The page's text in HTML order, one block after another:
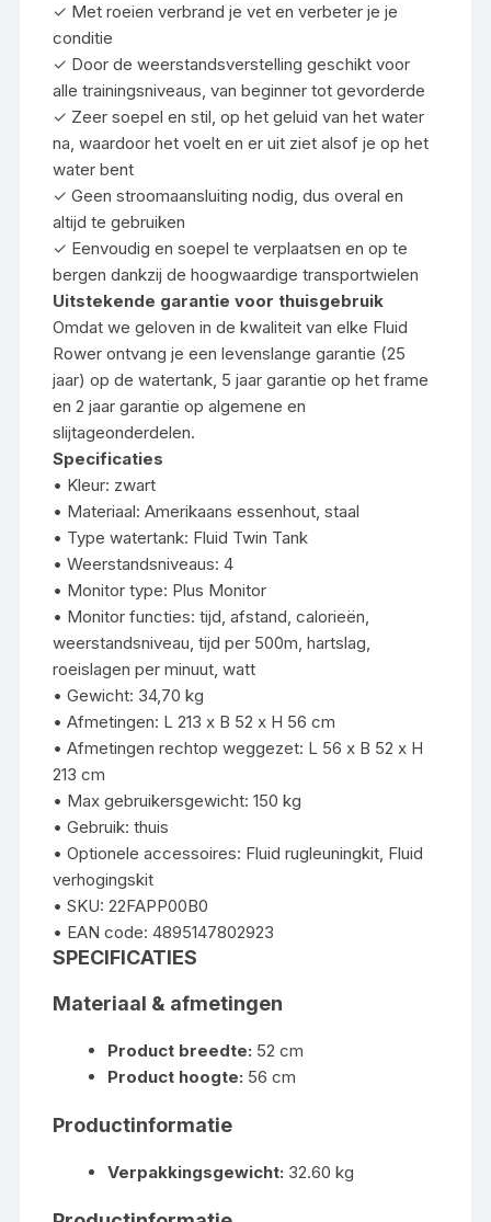
✓ Met roeien verbrand je vet en verbeter je je
conditie
✓ Door de weerstandsverstelling geschikt voor
alle trainingsniveaus, van beginner tot gevorderde
✓ Zeer soepel en stil, op het geluid van het water
na, waardoor het voelt en er uit ziet alsof je op het
water bent
✓ Geen stroomaansluiting nodig, dus overal en
altijd te gebruiken
✓ Eenvoudig en soepel te verplaatsen en op te
bergen dankzij de hoogwaardige transportwielen
Uitstekende garantie voor thuisgebruik
Omdat we geloven in de kwaliteit van elke Fluid
Rower ontvang je een levenslange garantie (25
jaar) op de watertank, 5 jaar garantie op het frame
en 2 jaar garantie op algemene en
slijtageonderdelen.
Specificaties
• Kleur: zwart
• Materiaal: Amerikaans essenhout, staal
• Type watertank: Fluid Twin Tank
• Weerstandsniveaus: 4
• Monitor type: Plus Monitor
• Monitor functies: tijd, afstand, calorieën,
weerstandsniveau, tijd per 500m, hartslag,
roeislagen per minuut, watt
• Gewicht: 34,70 kg
• Afmetingen: L 213 x B 52 x H 56 cm
• Afmetingen rechtop weggezet: L 56 x B 52 x H
213 cm
• Max gebruikersgewicht: 150 kg
• Gebruik: thuis
• Optionele accessoires: Fluid rugleuningkit, Fluid
verhogingskit
• SKU: 22FAPP00B0
• EAN code: 4895147802923
SPECIFICATIES
Materiaal & afmetingen
Product breedte: 52 cm
Product hoogte: 56 cm
Productinformatie
Verpakkingsgewicht: 32.60 kg